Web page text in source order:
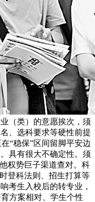
（类）的意愿挨次，须
、选科要求等硬性前提
“稳保”区间留脚平安边
具有很大不确定性。须
权势巨子渠道查对。科
登科法则、招生打算等
考生入校后的转专业，
方案相对、学生个性